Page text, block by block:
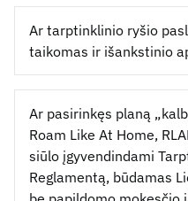
Ar tarptinklinio ryšio
taikomas ir išankstinio
Ar pasirinkęs planą
Roam Like At Home,
siūlo įgyvendindami
Reglamentą, būdamas